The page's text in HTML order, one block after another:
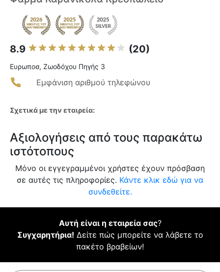
8.9 (20)
Ευρωποσ, Ζωοδόχου Πηγής 3
Εμφάνιση αριθμού τηλεφώνου
Σχετικά με την εταιρεία:
Αξιολογήσεις από τους παρακάτω
ιστότοπους
Μόνο οι εγγεγραμμένοι χρήστες έχουν πρόσβαση
σε αυτές τις πληροφορίες. Κάντε κλικ εδώ για να
συνδεθείτε.
Αυτή είναι η εταιρεία σας?
Συγχαρητήρια! Δείτε πώς μπορείτε να λάβετε το
πακέτο βραβείων!